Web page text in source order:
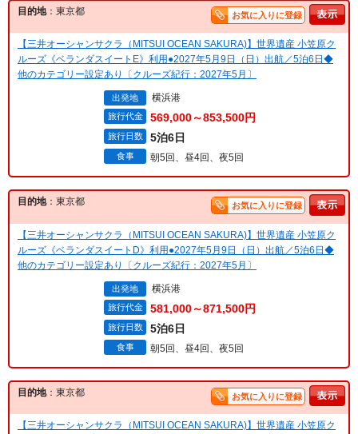
目的地：東京都 お気に入りに登録
【三井オーシャンサクラ（MITSUI OCEAN SAKURA)】世界遺産 小笠原ク
ルーズ《ベランダスイートE》利用●2027年5月9日（日）出航／5泊6日◆
他のカテゴリー設定あり〔クルーズ紀行：2027年5月〕
出発地 横浜港
旅行代金 569,000～853,500円
旅行日数 5泊6日
食事 朝5回、昼4回、夜5回
目的地：東京都 お気に入りに登録
【三井オーシャンサクラ（MITSUI OCEAN SAKURA)】世界遺産 小笠原ク
ルーズ《ベランダスイートD》利用●2027年5月9日（日）出航／5泊6日◆
他のカテゴリー設定あり〔クルーズ紀行：2027年5月〕
出発地 横浜港
旅行代金 581,000～871,500円
旅行日数 5泊6日
食事 朝5回、昼4回、夜5回
目的地：東京都 お気に入りに登録
【三井オーシャンサクラ（MITSUI OCEAN SAKURA)】世界遺産 小笠原ク